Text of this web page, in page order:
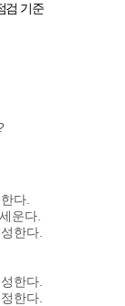
검 기준
다.
운다.
한다.
한다.
한다.